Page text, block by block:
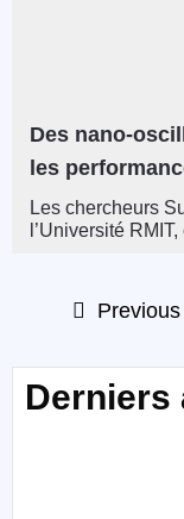
Des nano-
les
Les chercheurs
l’Université
Previous
Derniers